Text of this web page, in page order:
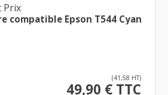
Prix
compatible Epson T544 Cyan
(41,58 HT)
49,90 € TTC